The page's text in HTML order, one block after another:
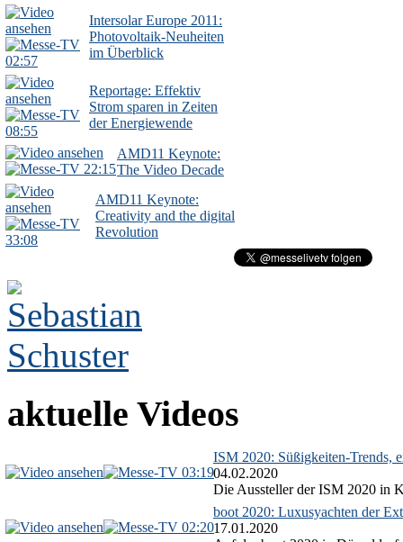
02:57
Intersolar Europe 2011:
Photovoltaik-Neuheiten
im Überblick
08:55
Reportage: Effektiv
Strom sparen in Zeiten
der Energiewende
22:15
AMD11 Keynote:
The Video Decade
33:08
AMD11 Keynote:
Creativity and the digital
Revolution
aktuelle Videos
03:19
ISM 2020: Süßigkeiten-Trends,
04.02.2020
Die Aussteller der ISM 2020 in
02:20
boot 2020: Luxusyachten der
17.01.2020